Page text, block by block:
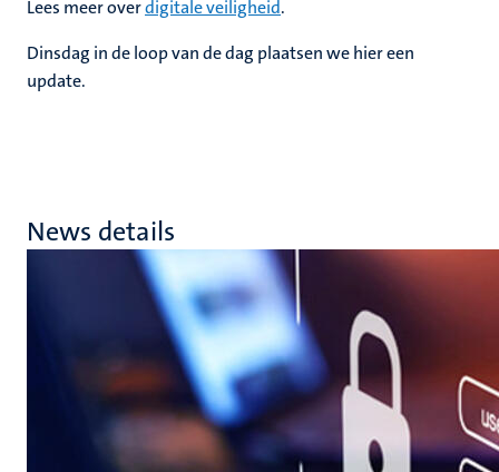
Lees meer overdigitale veiligheid.
Dinsdag in de loop van de dag plaatsen we hier een
update.
News details